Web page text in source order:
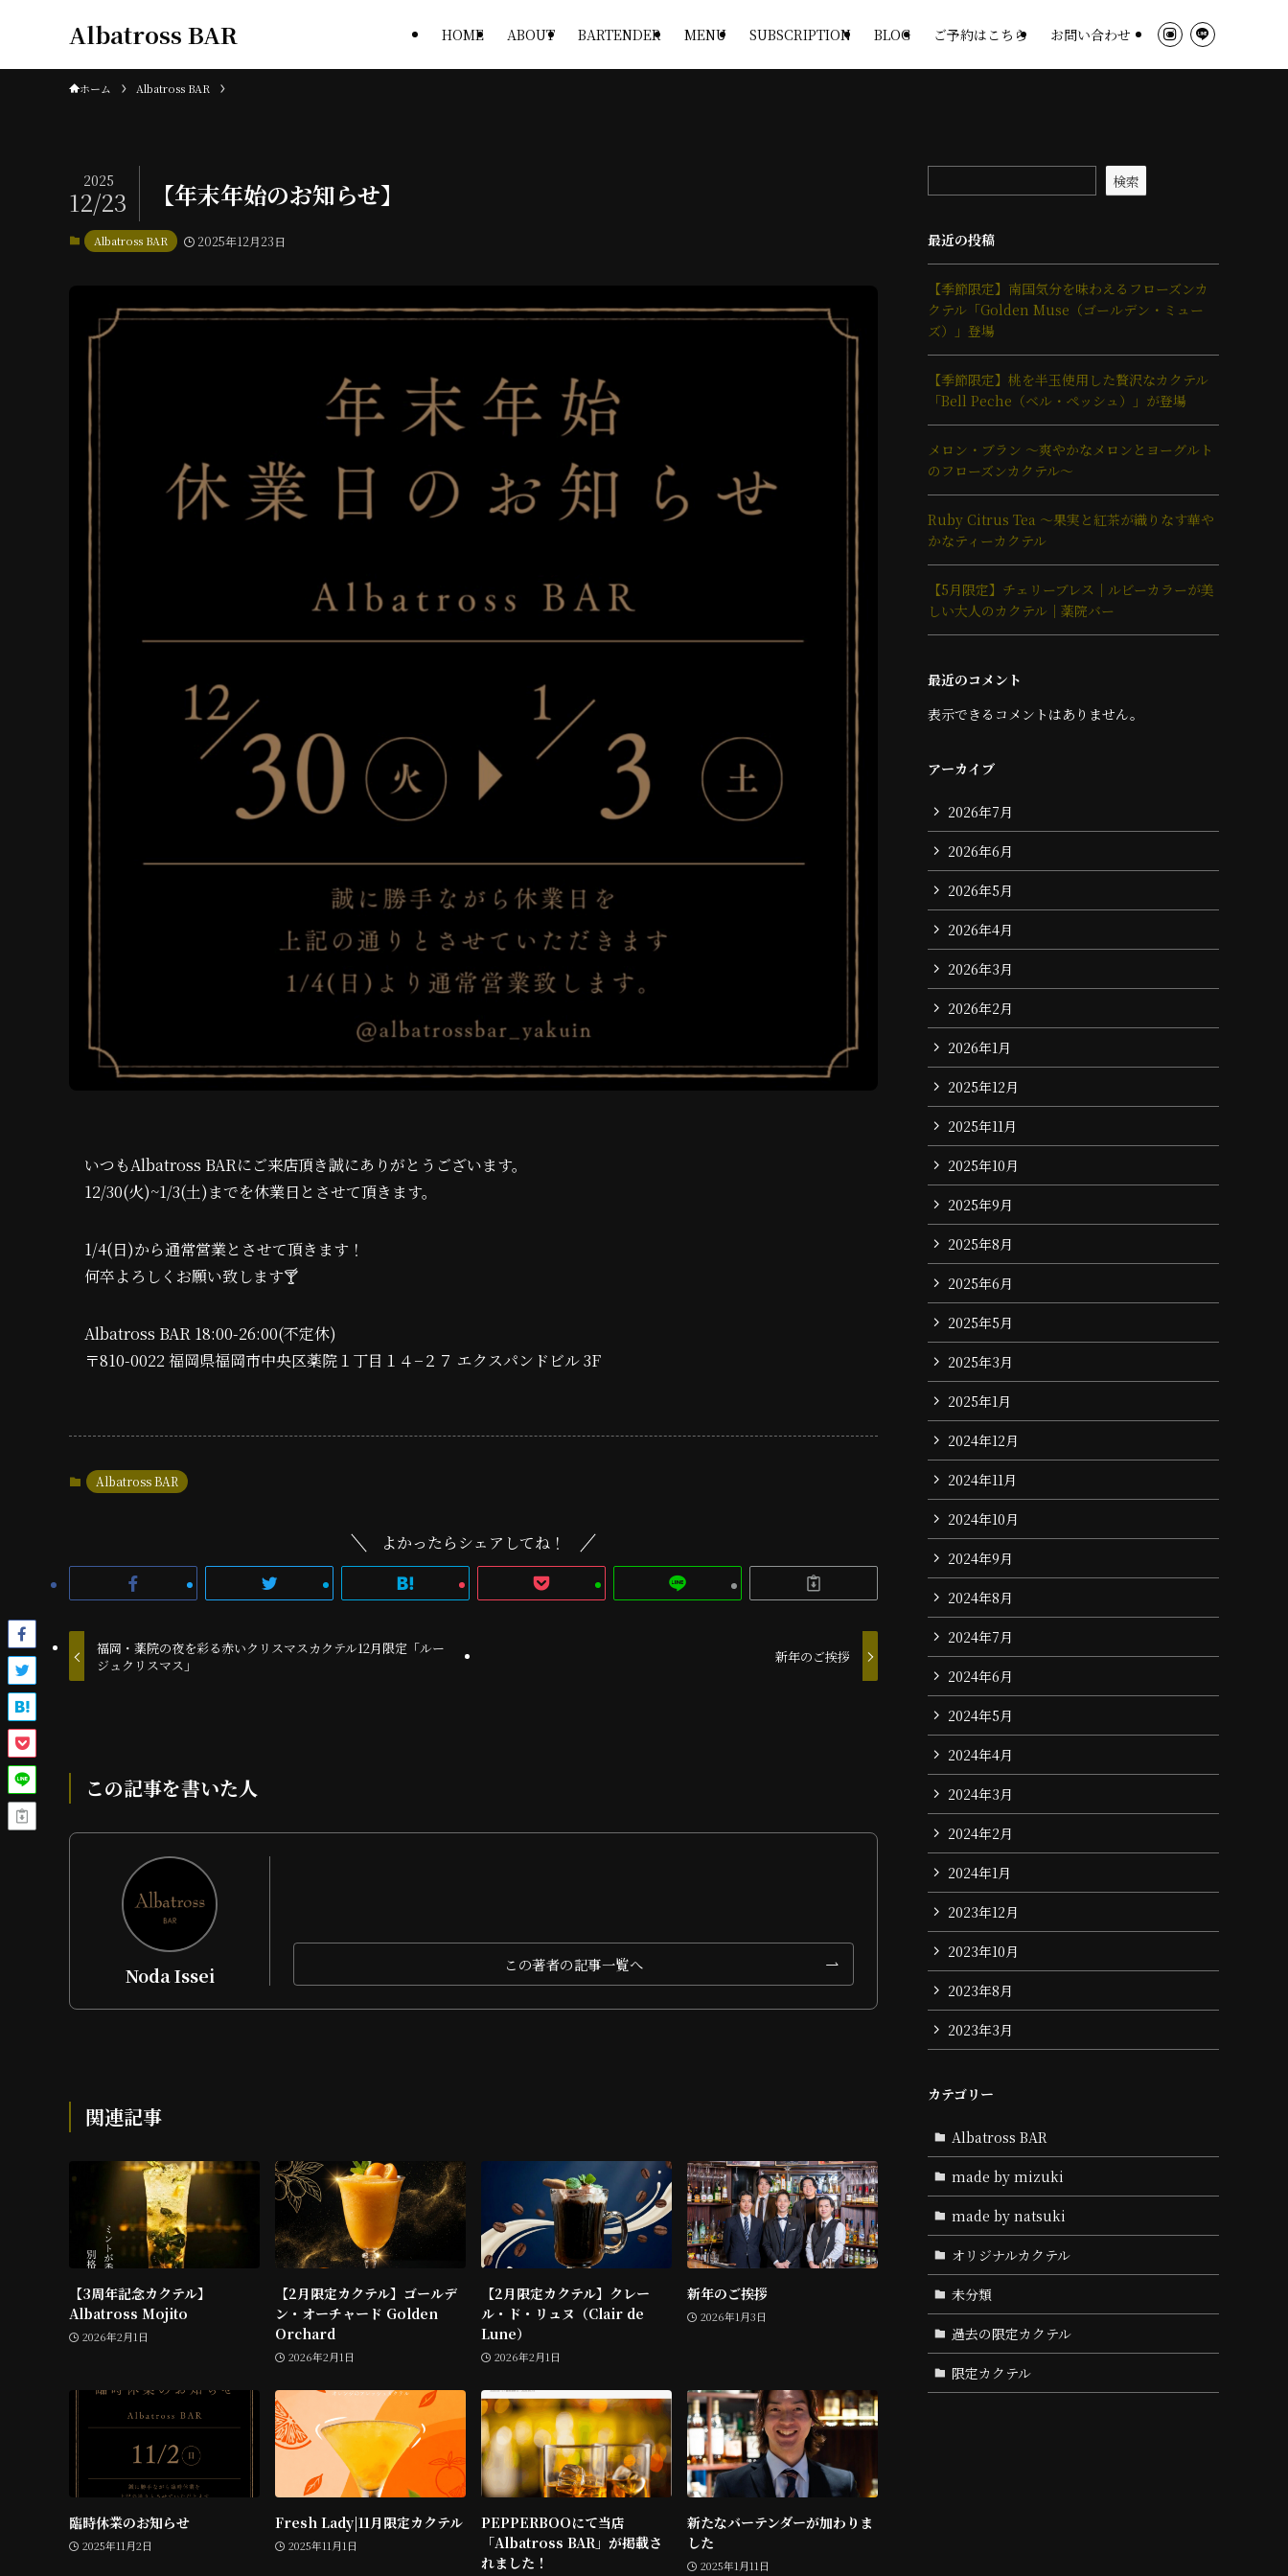
Albatross BAR HOME ABOUT BARTENDER MENU SUBSCRIPTION BLOG ご予約はこちら お問い合わせ
ホーム Albatross BAR
【年末年始のお知らせ】
2025
12/23
Albatross BAR 2025年12月23日
いつもAlbatross BARにご来店頂き誠にありがとうございます。
12/30(火)~1/3(土)までを休業日とさせて頂きます。
1/4(日)から通常営業とさせて頂きます！
何卒よろしくお願い致します🍸
Albatross BAR 18:00-26:00(不定休)
〒810-0022 福岡県福岡市中央区薬院１丁目１４−２７ エクスパンドビル 3F
Albatross BAR
よかったらシェアしてね！
福岡・薬院の夜を彩る赤いクリスマスカクテル12月限定「ルー
ジュクリスマス」
新年のご挨拶
この記事を書いた人
Noda Issei この著者の記事一覧へ
関連記事
【3周年記念カクテル】
Albatross Mojito
2026年2月1日
【2月限定カクテル】ゴールデ
ン・オーチャード Golden
Orchard
2026年2月1日
【2月限定カクテル】クレー
ル・ド・リュヌ（Clair de
Lune）
2026年2月1日
新年のご挨拶
2026年1月3日
臨時休業のお知らせ
2025年11月2日
Fresh Lady|11月限定カクテル
2025年11月1日
PEPPERBOOにて当店
「Albatross BAR」が掲載さ
れました！
新たなバーテンダーが加わりま
した
2025年1月11日
検索
最近の投稿
【季節限定】南国気分を味わえるフローズンカ
クテル「Golden Muse（ゴールデン・ミュー
ズ）」登場
【季節限定】桃を半玉使用した贅沢なカクテル
「Bell Peche（ベル・ペッシュ）」が登場
メロン・ブラン ～爽やかなメロンとヨーグルト
のフローズンカクテル～
Ruby Citrus Tea ～果実と紅茶が織りなす華や
かなティーカクテル
【5月限定】チェリーブレス｜ルビーカラーが美
しい大人のカクテル｜薬院バー
最近のコメント
表示できるコメントはありません。
アーカイブ
2026年7月
2026年6月
2026年5月
2026年4月
2026年3月
2026年2月
2026年1月
2025年12月
2025年11月
2025年10月
2025年9月
2025年8月
2025年6月
2025年5月
2025年3月
2025年1月
2024年12月
2024年11月
2024年10月
2024年9月
2024年8月
2024年7月
2024年6月
2024年5月
2024年4月
2024年3月
2024年2月
2024年1月
2023年12月
2023年10月
2023年8月
2023年3月
カテゴリー
Albatross BAR
made by mizuki
made by natsuki
オリジナルカクテル
未分類
過去の限定カクテル
限定カクテル